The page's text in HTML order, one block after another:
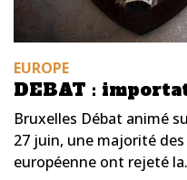
EUROPE
DEBAT :
Bruxelles Débat animé
27 juin, une majorité
européenne ont rejeté